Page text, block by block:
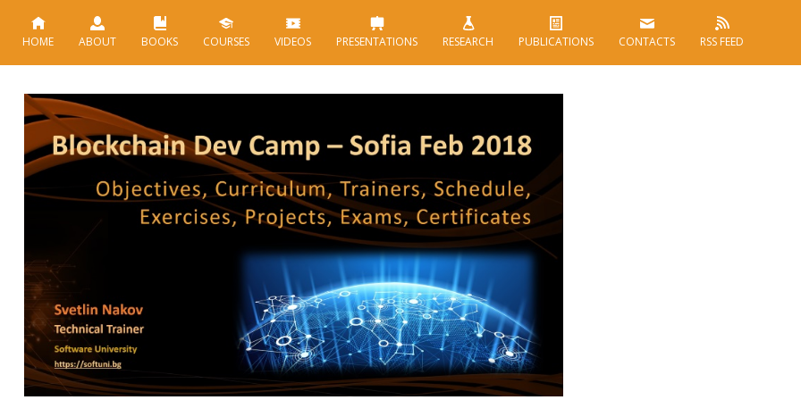
HOME ABOUT BOOKS COURSES VIDEOS PRESENTATIONS RESEARCH PUBLICATIONS CONTACTS RSS FEED